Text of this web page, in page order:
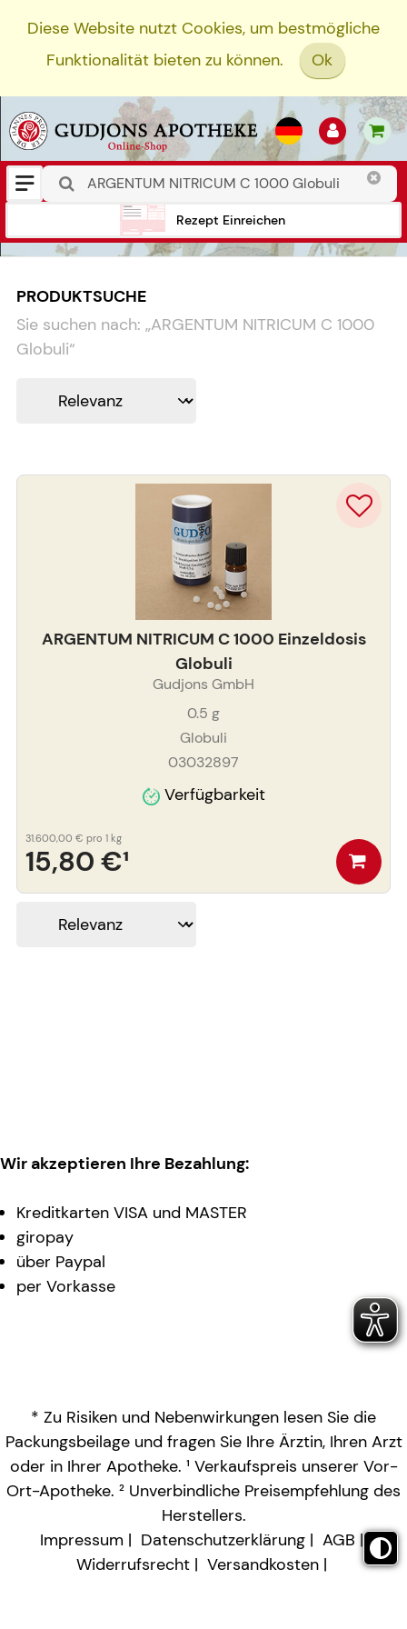
Diese Website nutzt Cookies, um bestmögliche
Funktionalität bieten zu können.
Ok
Rezept Einreichen
PRODUKTSUCHE
Sie suchen nach: „ARGENTUM NITRICUM C 1000
Globuli“
ARGENTUM NITRICUM C 1000 Einzeldosis
Globuli
Gudjons GmbH
0.5 g
Globuli
03032897
Verfügbarkeit
15,80 €¹
31.600,00 € pro 1 kg
Wir akzeptieren Ihre Bezahlung:
Kreditkarten VISA und MASTER
giropay
über Paypal
per Vorkasse
* Zu Risiken und Nebenwirkungen lesen Sie die
Packungsbeilage und fragen Sie Ihre Ärztin, Ihren Arzt
oder in Ihrer Apotheke. ¹ Verkaufspreis unserer Vor-
Ort-Apotheke. ² Unverbindliche Preisempfehlung des
Herstellers.
Impressum
Datenschutzerklärung
AGB
Widerrufsrecht
Versandkosten